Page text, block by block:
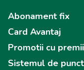
Abonament fix
Card Avantaj
Promotii cu
Sistemul de